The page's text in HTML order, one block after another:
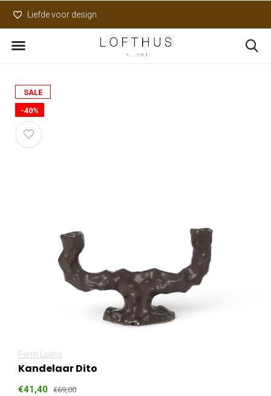
Liefde voor design
SALE
-40%
Ferm Living
Kandelaar Dito
€41,40 €69,00